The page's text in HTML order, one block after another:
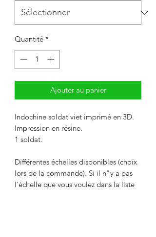
Quantité *
Ajouter au panier
Indochine soldat viet imprimé en 3D.
Impression en résine.
1 soldat.
Différentes échelles disponibles (choix
lors de la commande). Si il n"y a pas
l'échelle que vous voulez dans la liste